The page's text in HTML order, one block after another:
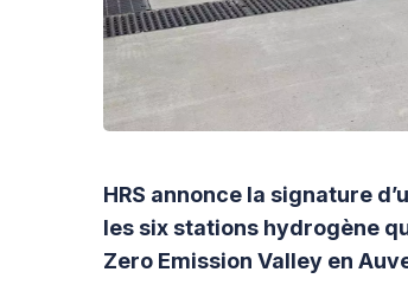
HRS annonce la signature
les six stations hydrogène
Zero Emission Valley en